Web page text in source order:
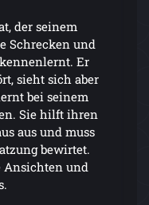
der seinem
Schrecken und
Er
sieht sich aber
bei seinem
Sie hilft ihren
aus und muss
bewirtet.
Ansichten und